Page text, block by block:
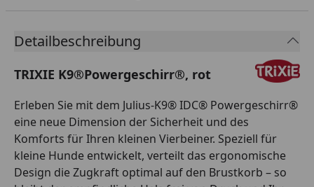
Detailbeschreibung
TRIXIE K9®Powergeschirr®, rot
Erleben Sie mit dem Julius-K9® IDC® Powergeschirr®
eine neue Dimension der Sicherheit und des
Komforts für Ihren kleinen Vierbeiner. Speziell für
kleine Hunde entwickelt, verteilt das ergonomische
Design die Zugkraft optimal auf den Brustkorb – so